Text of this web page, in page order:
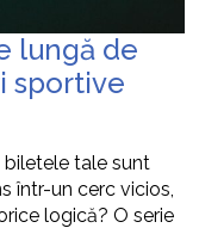
lungă de
sportive
biletele tale sunt
într-un cerc vicios,
logică? O serie